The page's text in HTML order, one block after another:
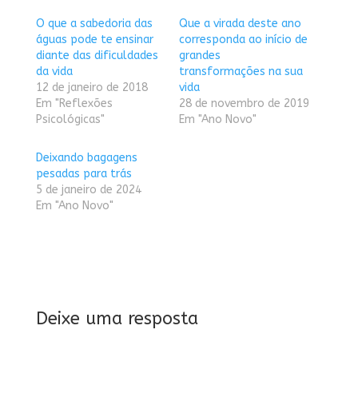
O que a sabedoria das
águas pode te ensinar
diante das dificuldades
da vida
12 de janeiro de 2018
Em "Reflexões
Psicológicas"
Que a virada deste ano
corresponda ao início de
grandes
transformações na sua
vida
28 de novembro de 2019
Em "Ano Novo"
Deixando bagagens
pesadas para trás
5 de janeiro de 2024
Em "Ano Novo"
Deixe uma resposta